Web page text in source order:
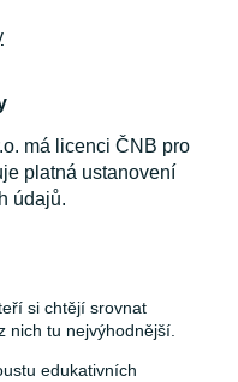
má licenci ČNB pro
platná ustanovení
údajů.
si chtějí srovnat
nich tu nejvýhodnější.
edukativních